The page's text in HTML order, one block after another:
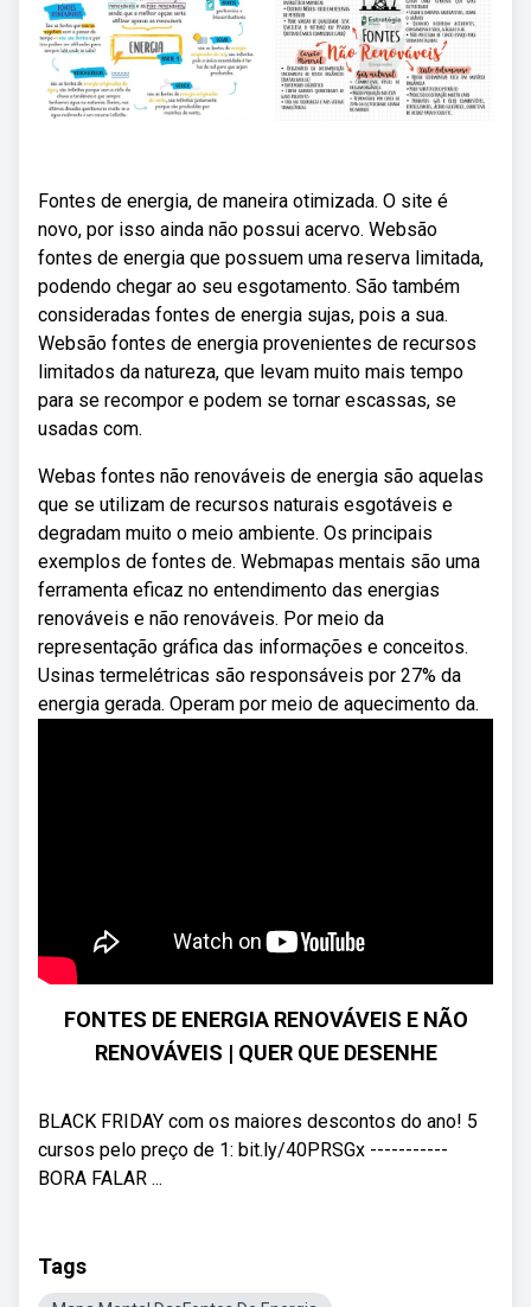
Fontes de energia, de maneira otimizada. O site é
novo, por isso ainda não possui acervo. Websão
fontes de energia que possuem uma reserva limitada,
podendo chegar ao seu esgotamento. São também
consideradas fontes de energia sujas, pois a sua.
Websão fontes de energia provenientes de recursos
limitados da natureza, que levam muito mais tempo
para se recompor e podem se tornar escassas, se
usadas com.
Webas fontes não renováveis de energia são aquelas
que se utilizam de recursos naturais esgotáveis e
degradam muito o meio ambiente. Os principais
exemplos de fontes de. Webmapas mentais são uma
ferramenta eficaz no entendimento das energias
renováveis e não renováveis. Por meio da
representação gráfica das informações e conceitos.
Usinas termelétricas são responsáveis por 27% da
energia gerada. Operam por meio de aquecimento da.
FONTES DE ENERGIA RENOVÁVEIS E NÃO
RENOVÁVEIS | QUER QUE DESENHE
BLACK FRIDAY com os maiores descontos do ano! 5
cursos pelo preço de 1: bit.ly/40PRSGx -----------
BORA FALAR ...
Tags